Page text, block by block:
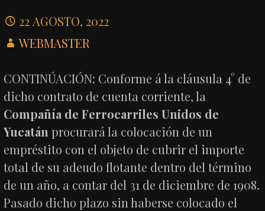
22 AGOSTO, 2022
WEBMASTER
CONTINÚACIÓN: Conforme á la cláusula 4° de
dicho contrato de cuenta corriente, la
Compañía de Ferrocarriles Unidos de
Yucatán procurará la colocación de un
empréstito con el objeto de cubrir el importe
total de su adeudo flotante dentro del término
de un año, a contar del 31 de diciembre de 1908.
Pasado dicho plazo sin haberse colocado el